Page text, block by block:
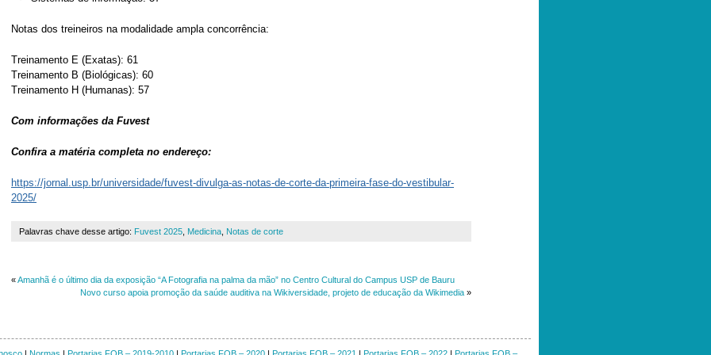
Notas dos treineiros na modalidade ampla concorrência:
Treinamento E (Exatas): 61
Treinamento B (Biológicas): 60
Treinamento H (Humanas): 57
Com informações da Fuvest
Confira a matéria completa no endereço:
https://jornal.usp.br/universidade/fuvest-divulga-as-notas-de-corte-da-primeira-fase-do-vestibular-
2025/
Palavras chave desse artigo: Fuvest 2025 Medicina Notas de corte
«Amanhã é o último dia da exposição “A Fotografia na palma da mão” no Centro Cultural do Campus USP de Bauru
Novo curso apoia promoção da saúde auditiva na Wikiversidade, projeto de educação da Wikimedia »